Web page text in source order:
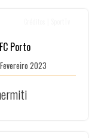
FC Porto
2023